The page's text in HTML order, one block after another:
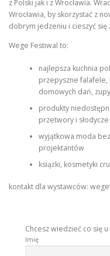
z Polski jak i z Wrocławia.
Wrocławia, by skorzystać z
dobrym jedzeniu i cieszyć się
Wege Festiwal to:
najlepsza kuchnia
przepyszne falafele,
domowych dań,
produkty
przetwory i słodycze
wyjątkowa moda
projektantów
książki, kosmetyki
kontakt dla wystawców:
Chcesz wiedzieć co się
Imię